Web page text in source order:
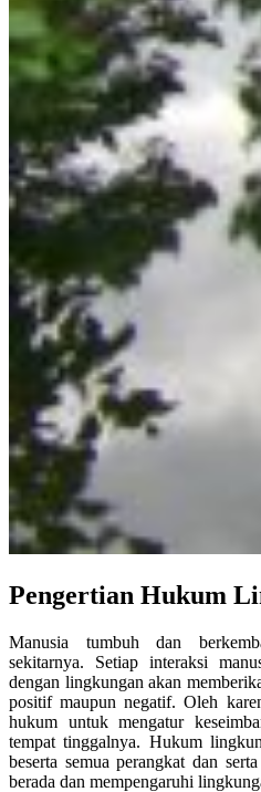
Pengertian Hukum
Manusia tumbuh dan
sekitarnya. Setiap interaksi
dengan lingkungan akan
positif maupun negatif. Oleh
hukum untuk mengatur
tempat tinggalnya. Hukum
beserta semua perangkat dan
berada dan mempengaruhi